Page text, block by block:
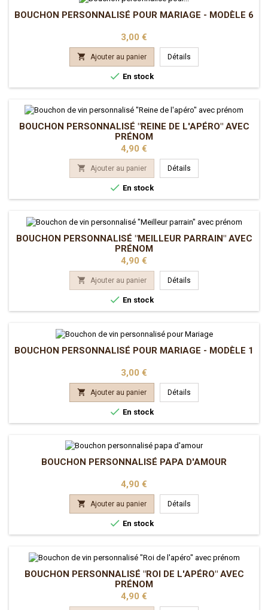
BOUCHON PERSONNALISÉ POUR MARIAGE - MODÈLE 6
Prix
3,00 €
 Ajouter au panier Détails
 En stock
BOUCHON PERSONNALISÉ "REINE DE L'APÉRO" AVEC
PRÉNOM
Prix
4,90 €
 Ajouter au panier Détails
 En stock
BOUCHON PERSONNALISÉ "MEILLEUR PARRAIN" AVEC
PRÉNOM
Prix
4,90 €
 Ajouter au panier Détails
 En stock
BOUCHON PERSONNALISÉ POUR MARIAGE - MODÈLE 1
Prix
3,00 €
 Ajouter au panier Détails
 En stock
BOUCHON PERSONNALISÉ PAPA D'AMOUR
Prix
4,90 €
 Ajouter au panier Détails
 En stock
BOUCHON PERSONNALISÉ "ROI DE L'APÉRO" AVEC
PRÉNOM
Prix
4,90 €